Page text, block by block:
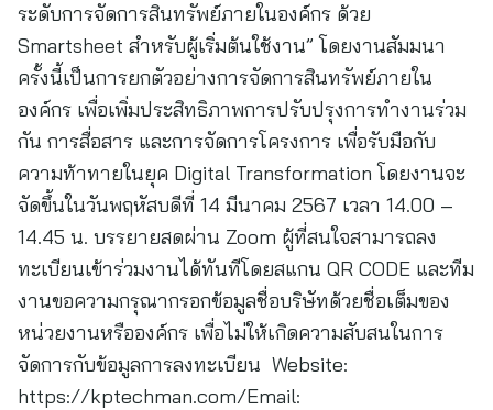
ระดับการจัดการสินทรัพย์ภายในองค์กร ด้วย
Smartsheet สำหรับผู้เริ่มต้นใช้งาน” โดยงานสัมมนา
ครั้งนี้เป็นการยกตัวอย่างการจัดการสินทรัพย์ภายใน
องค์กร เพื่อเพิ่มประสิทธิภาพการปรับปรุงการทำงานร่วม
กัน การสื่อสาร และการจัดการโครงการ เพื่อรับมือกับ
ความท้าทายในยุค Digital Transformation โดยงานจะ
จัดขึ้นในวันพฤหัสบดีที่ 14 มีนาคม 2567 เวลา 14.00 –
14.45 น. บรรยายสดผ่าน Zoom ผู้ที่สนใจสามารถลง
ทะเบียนเข้าร่วมงานได้ทันทีโดยสแกน QR CODE และทีม
งานขอความกรุณากรอกข้อมูลชื่อบริษัทด้วยชื่อเต็มของ
หน่วยงานหรือองค์กร เพื่อไม่ให้เกิดความสับสนในการ
จัดการกับข้อมูลการลงทะเบียน Website:
https://kptechman.com/Email: